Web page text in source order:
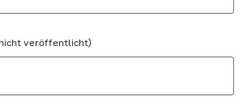
veröffentlicht)